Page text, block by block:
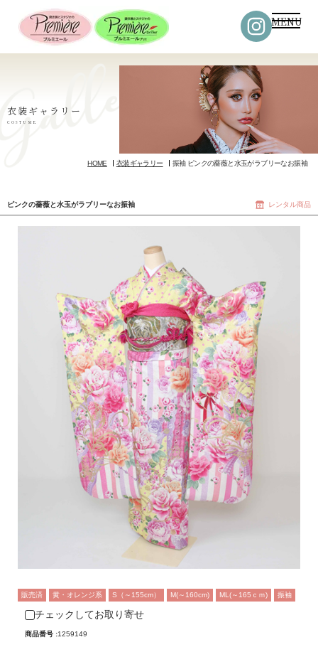
MENU
HOME 衣装ギャラリー 振袖 ピンクの薔薇と水玉がラブリーなお振袖
衣装ギャラリー
COSTUME
ピンクの薔薇と水玉がラブリーなお振袖 レンタル商品
販売済 黄・オレンジ系 S（～155cm） M(～160cm) ML(～165ｃｍ) 振袖
チェックしてお取り寄せ
商品番号 :1259149